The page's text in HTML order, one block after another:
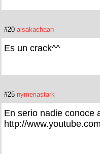
#20 aisakachaan
Es un crack^^
#25 nymeriastark
En serio nadie conoce
http://